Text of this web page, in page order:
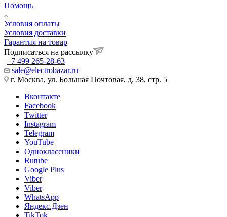
Помощь
Условия оплаты
Условия доставки
Гарантия на товар
Подписаться на рассылку
+7 499 265-28-63
sale@electrobazar.ru
г. Москва, ул. Большая Почтовая, д. 38, стр. 5
Вконтакте
Facebook
Twitter
Instagram
Telegram
YouTube
Одноклассники
Rutube
Google Plus
Viber
Viber
WhatsApp
Яндекс.Дзен
TikTok